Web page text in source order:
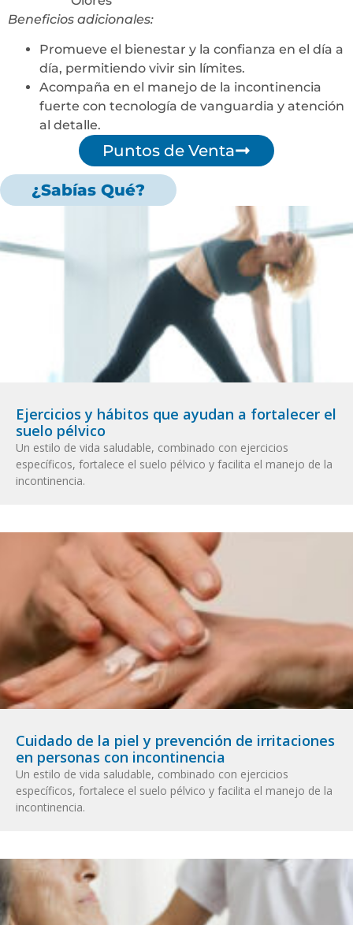
Beneficios adicionales:
Promueve el bienestar y la confianza en el día a
día, permitiendo vivir sin límites.
Acompaña en el manejo de la incontinencia
fuerte con tecnología de vanguardia y atención
al detalle.
Puntos de Venta
¿Sabías Qué?
Ejercicios y hábitos que ayudan a fortalecer el
suelo pélvico
Un estilo de vida saludable, combinado con ejercicios
específicos, fortalece el suelo pélvico y facilita el manejo de la
incontinencia.
Cuidado de la piel y prevención de irritaciones
en personas con incontinencia
Un estilo de vida saludable, combinado con ejercicios
específicos, fortalece el suelo pélvico y facilita el manejo de la
incontinencia.